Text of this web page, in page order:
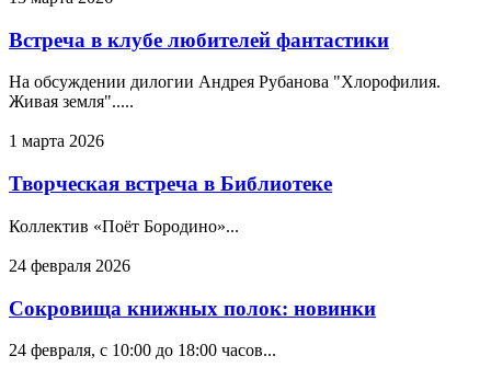
Встреча в клубе любителей фантастики
На обсуждении дилогии Андрея Рубанова "Хлорофилия.
Живая земля".....
1 марта 2026
Творческая встреча в Библиотеке
Коллектив «Поёт Бородино»...
24 февраля 2026
Сокровища книжных полок: новинки
24 февраля, с 10:00 до 18:00 часов...